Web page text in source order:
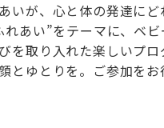
いが、心と体の発達に
あい”をテーマに、ベ
を取り入れた楽しいプ
とゆとりを。ご参加をお